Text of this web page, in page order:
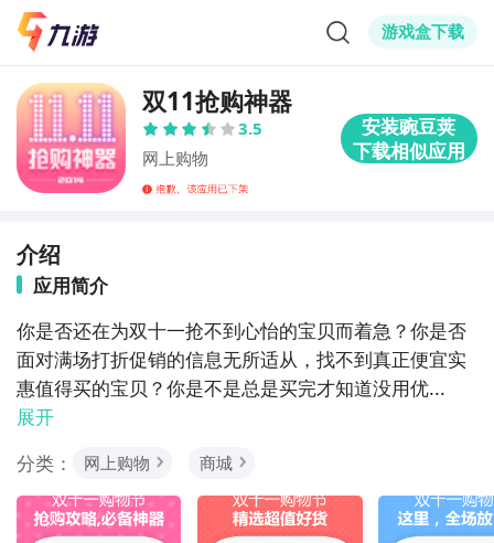
游戏盒下载
双11抢购神器
3.5
网上购物
介绍
应用简介
你是否还在为双十一抢不到心怡的宝贝而着急？你是否
面对满场打折促销的信息无所适从，找不到真正便宜实
惠值得买的宝贝？你是不是总是买完才知道没用优...
展开
分类：
网上购物 商城